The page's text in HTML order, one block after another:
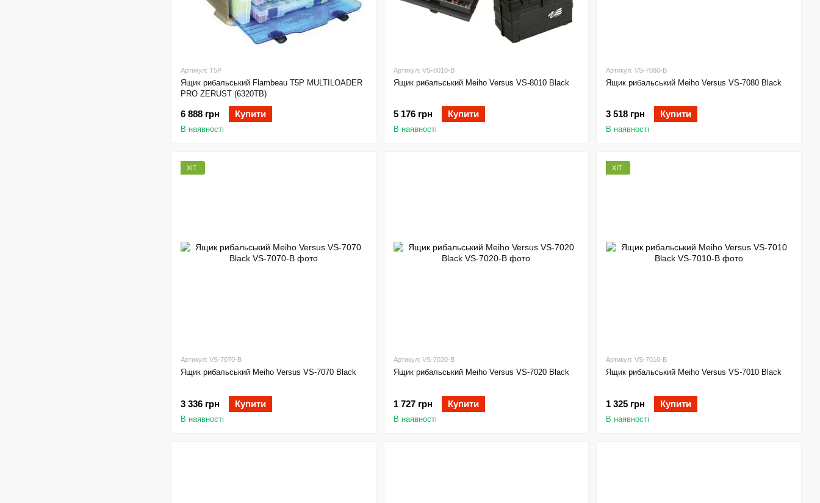
Артикул: T5P
Ящик рибальський Flambeau T5P MULTILOADER
PRO ZERUST (6320TB)
6 888 грн Купити
В наявності
Артикул: VS-8010-B
Ящик рибальський Meiho Versus VS-8010 Black
5 176 грн Купити
В наявності
Артикул: VS-7080-B
Ящик рибальський Meiho Versus VS-7080 Black
3 518 грн Купити
В наявності
ХІТ
Артикул: VS-7070-B
Ящик рибальський Meiho Versus VS-7070 Black
3 336 грн Купити
В наявності
Артикул: VS-7020-B
Ящик рибальський Meiho Versus VS-7020 Black
1 727 грн Купити
В наявності
ХІТ
Артикул: VS-7010-B
Ящик рибальський Meiho Versus VS-7010 Black
1 325 грн Купити
В наявності